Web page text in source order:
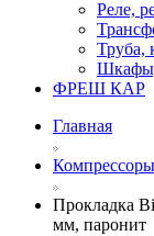
Реле,
Труба,
Шкафы,
ФРЕШ КАР
Главная
Прокладка
мм, паронит